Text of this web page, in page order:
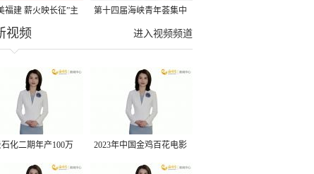
福建 薪火映长征”主
在龙岩长汀启动
第十四届海峡青年荟集中
阶段活动在福州举行
进入视频频道
视频
化二期年产100万
烷脱氢项目建成中交
2023年中国金鸡百花电影
节有福电影巡展31日启动